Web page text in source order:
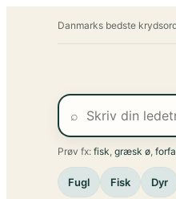
Danmarks bedste
⌕
Prøv fx: fisk græsk ø
Fugl Fisk Dyr